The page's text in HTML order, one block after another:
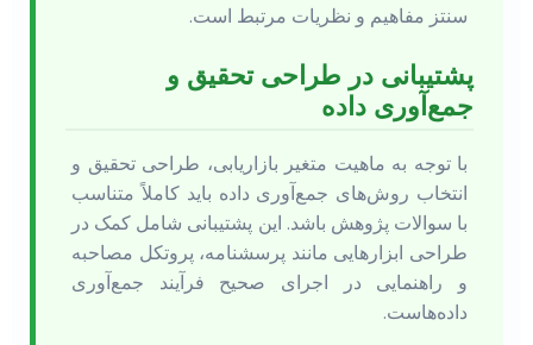
سنتز مفاهیم و نظریات مرتبط است.
پشتیبانی در طراحی تحقیق و
جمع‌آوری داده
با توجه به ماهیت متغیر بازاریابی، طراحی تحقیق و
انتخاب روش‌های جمع‌آوری داده باید کاملاً متناسب
با سوالات پژوهش باشد. این پشتیبانی شامل کمک در
طراحی ابزارهایی مانند پرسشنامه، پروتکل مصاحبه
و راهنمایی در اجرای صحیح فرآیند جمع‌آوری
داده‌هاست.